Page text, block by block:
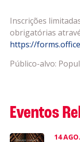
Inscrições
obrigatórias
https://
Público-alvo:
Eventos
14AGO.